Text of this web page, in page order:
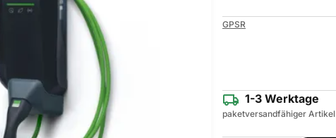
GPSR
1-3 Werktage
paketversandfähiger Artikel